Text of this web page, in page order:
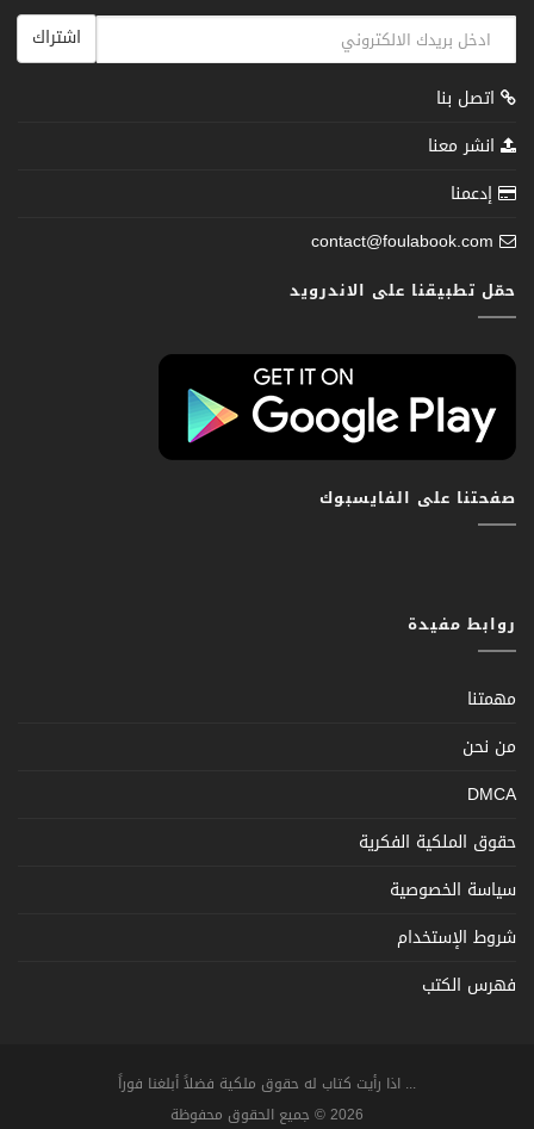
اشتراك
اتصل بنا
انشر معنا
إدعمنا
contact@foulabook.com
حمّل تطبيقنا على الاندرويد
صفحتنا على الفايسبوك
روابط مفيدة
مهمتنا
من نحن
DMCA
حقوق الملكية الفكرية
سياسة الخصوصية
شروط الإستخدام
فهرس الكتب
... اذا رأيت كتاب له حقوق ملكية فضلاً أبلغنا فوراً
2026 © جميع الحقوق محفوظة